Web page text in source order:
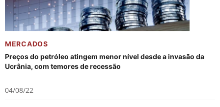
MERCADOS
Preços do petróleo atingem menor nível desde a invasão da
Ucrânia, com temores de recessão
04/08/22